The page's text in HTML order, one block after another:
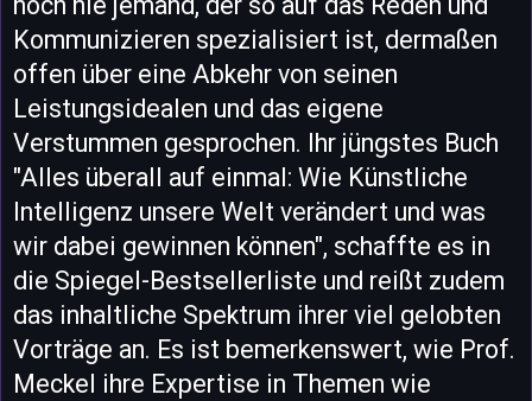
Kommunizieren spezialisiert ist, dermaßen
offen über eine Abkehr von seinen
Leistungsidealen und das eigene
Verstummen gesprochen. Ihr jüngstes Buch
"Alles überall auf einmal: Wie Künstliche
Intelligenz unsere Welt verändert und was
wir dabei gewinnen können", schaffte es in
die Spiegel-Bestsellerliste und reißt zudem
das inhaltliche Spektrum ihrer viel gelobten
Vorträge an. Es ist bemerkenswert, wie Prof.
Meckel ihre Expertise in Themen wie